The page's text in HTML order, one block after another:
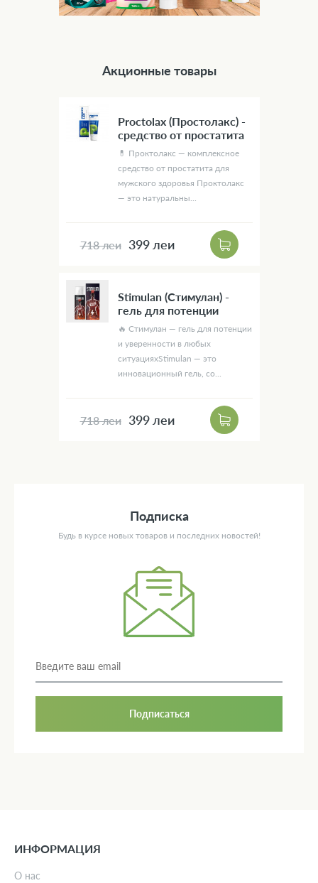
Акционные товары
Proctolax (Простолакс) -
средство от простатита
💊 Проктолакс — комплексное
средство от простатита для
мужского здоровья Проктолакс
— это натуральны...
718 леи 399 леи
Stimulan (Стимулан) -
гель для потенции
🔥 Стимулан — гель для потенции
и уверенности в любых
ситуацияхStimulan — это
инновационный гель, со...
718 леи 399 леи
Подписка
Будь в курсе новых товаров и последних новостей!
Подписаться
ИНФОРМАЦИЯ
О нас